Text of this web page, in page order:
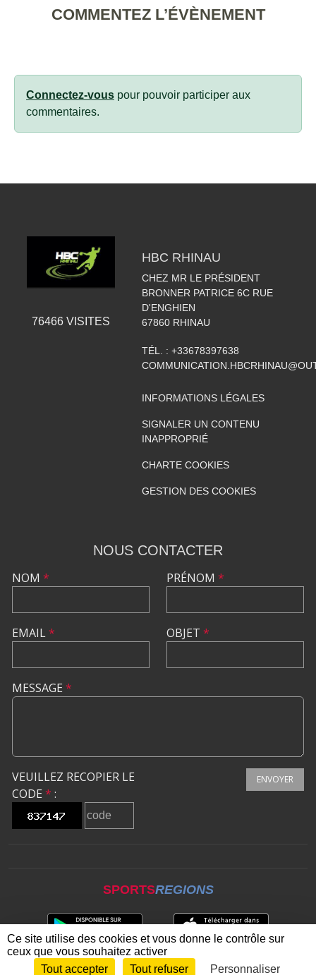
COMMENTEZ L’ÉVÈNEMENT
Connectez-vous pour pouvoir participer aux
commentaires.
76466VISITES
HBC RHINAU
CHEZ MR LE PRÉSIDENT
BRONNER PATRICE 6C RUE
D'ENGHIEN
67860 RHINAU
TÉL. : +33678397638
INFORMATIONS LÉGALES
SIGNALER UN CONTENU
INAPPROPRIÉ
CHARTE COOKIES
GESTION DES COOKIES
NOUS CONTACTER
NOM *
EMAIL*
PRÉNOM *
OBJET *
MESSAGE *
VEUILLEZ RECOPIER LE
CODE * :
ENVOYER
SPORTSREGIONS
Envie de participer ? CONNEXION
Ce site utilise des cookies et vous donne le contrôle sur
ceux que vous souhaitez activer
Tout accepter
Tout refuser Personnaliser